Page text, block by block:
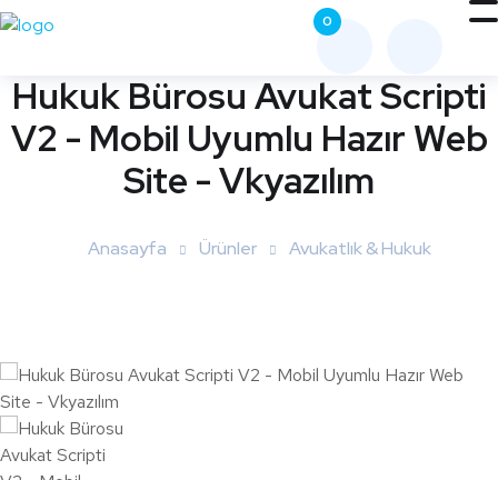
0
Me
ü
Hukuk Bürosu Avukat Scripti
V2 - Mobil Uyumlu Hazır Web
Site - Vkyazılım
Anasayfa Ürünler Avukatlık & Hukuk